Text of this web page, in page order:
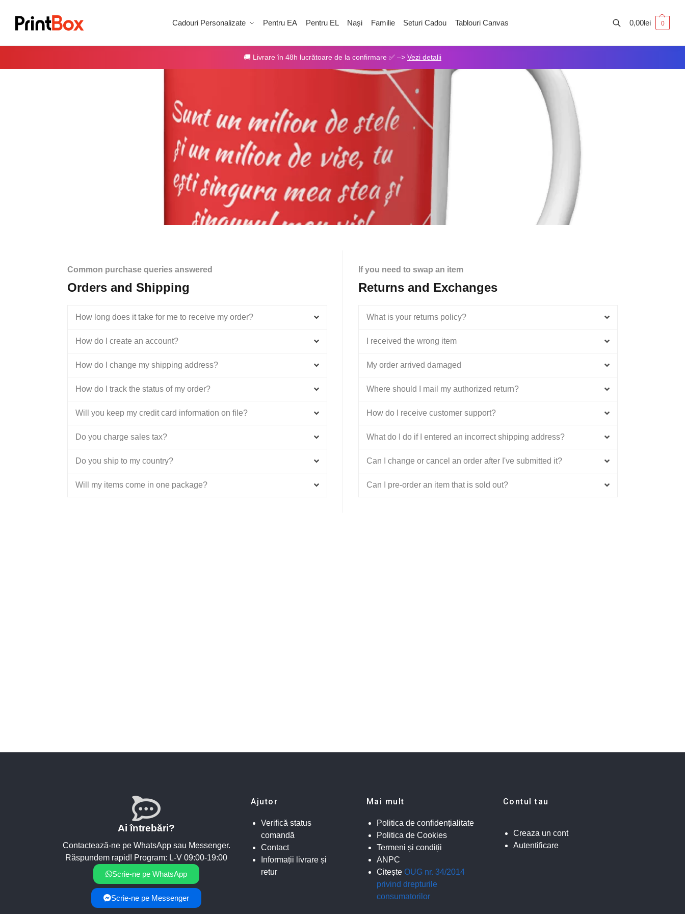
Cadouri Personalizate Pentru EA Pentru EL Nași Familie Seturi Cadou Tablouri Canvas
Search
0,00lei 0
🚚 Livrare în 48h lucrătoare de la confirmare ✅ –> Vezi detalii
Common purchase queries answered
Orders and Shipping
How long does it take for me to receive my order?
How do I create an account?
How do I change my shipping address?
How do I track the status of my order?
Will you keep my credit card information on file?
Do you charge sales tax?
Do you ship to my country?
Will my items come in one package?
If you need to swap an item
Returns and Exchanges
What is your returns policy?
I received the wrong item
My order arrived damaged
Where should I mail my authorized return?
How do I receive customer support?
What do I do if I entered an incorrect shipping address?
Can I change or cancel an order after I've submitted it?
Can I pre-order an item that is sold out?
Ai întrebări?
Contactează-ne pe WhatsApp sau Messenger.
Răspundem rapid! Program: L-V 09:00-19:00
Scrie-ne pe WhatsApp
Scrie-ne pe Messenger
Ajutor
Verifică status
comandă
Contact
Informații livrare și
retur
Mai mult
Politica de confidențialitate
Politica de Cookies
Termeni și condiții
ANPC
Citește OUG nr. 34/2014
privind drepturile
consumatorilor
Contul tau
Creaza un cont
Autentificare